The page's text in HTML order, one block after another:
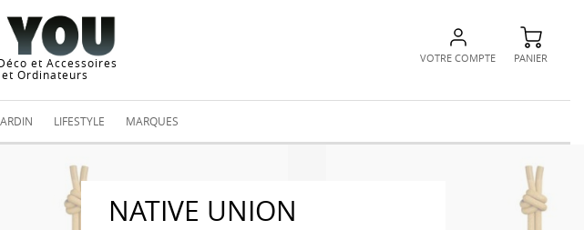
et Accessoires
Ordinateurs
VOTRE COMPTE PANIER
LIFESTYLE MARQUES
NATIVE UNION